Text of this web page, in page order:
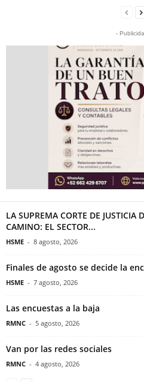
-
LA SUPREMA CORTE DE JUSTICIA
CAMINO: EL SECTOR...
HSME - 8 agosto, 2026
Finales de agosto se decide la
HSME - 7 agosto, 2026
Las encuestas a la baja
RMNC - 5 agosto, 2026
Van por las redes sociales
RMNC - 4 agosto, 2026